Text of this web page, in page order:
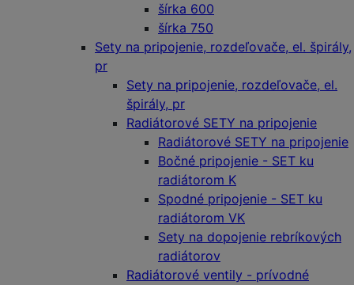
šírka 600
šírka 750
Sety na pripojenie, rozdeľovače, el. špirály,
pr
Sety na pripojenie, rozdeľovače, el.
špirály, pr
Radiátorové SETY na pripojenie
Radiátorové SETY na pripojenie
Bočné pripojenie - SET ku
radiátorom K
Spodné pripojenie - SET ku
radiátorom VK
Sety na dopojenie rebríkových
radiátorov
Radiátorové ventily - prívodné